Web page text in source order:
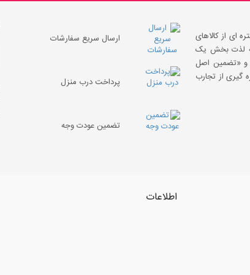
ای از کالاهای
لذت بخش یک
و «تضمین اصل
گیری از تجارب
ارسال سریع سفارشات
پرداخت درب منزل
تضمین عودت وجه
اطلاعات